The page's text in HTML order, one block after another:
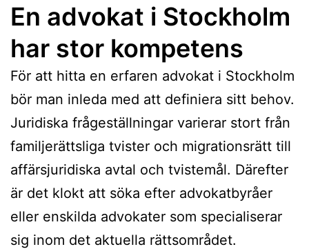
En advokat i Stockholm
har stor kompetens
För att hitta en erfaren advokat i Stockholm
bör man inleda med att definiera sitt behov.
Juridiska frågeställningar varierar stort från
familjerättsliga tvister och migrationsrätt till
affärsjuridiska avtal och tvistemål. Därefter
är det klokt att söka efter advokatbyråer
eller enskilda advokater som specialiserar
sig inom det aktuella rättsområdet.